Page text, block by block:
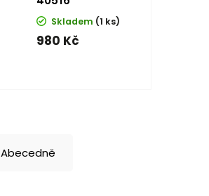
Skladem (1 ks)
980 Kč
Abecedně